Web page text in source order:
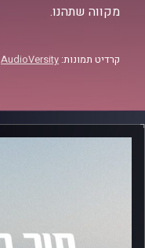
מקווה שתהנו.
קרדיט תמונות: AudioVersity